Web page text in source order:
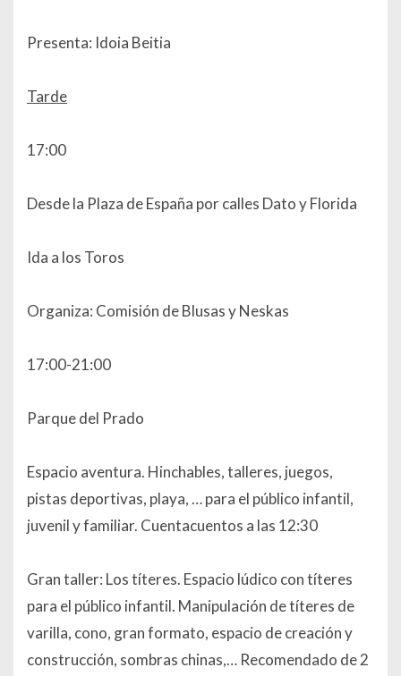
Presenta: Idoia Beitia
Tarde
17:00
Desde la Plaza de España por calles Dato y Florida
Ida a los Toros
Organiza: Comisión de Blusas y Neskas
17:00-21:00
Parque del Prado
Espacio aventura. Hinchables, talleres, juegos,
pistas deportivas, playa, … para el público infantil,
juvenil y familiar. Cuentacuentos a las 12:30
Gran taller: Los títeres. Espacio lúdico con títeres
para el público infantil. Manipulación de títeres de
varilla, cono, gran formato, espacio de creación y
construcción, sombras chinas,… Recomendado de 2